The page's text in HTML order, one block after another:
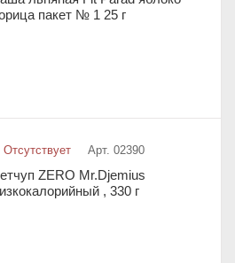
пакет № 1 25 г
Отсутствует Арт. 02390
ZERO Mr.Djemius
, 330 г